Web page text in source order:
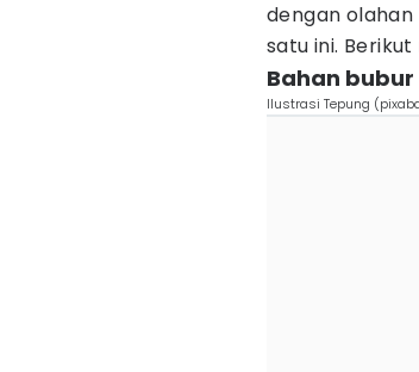
dengan
satu ini.
Bahan
Ilustrasi Tepung